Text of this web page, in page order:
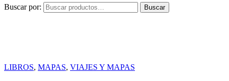
Buscar por: Buscar
LIBROS, MAPAS, VIAJES Y MAPAS